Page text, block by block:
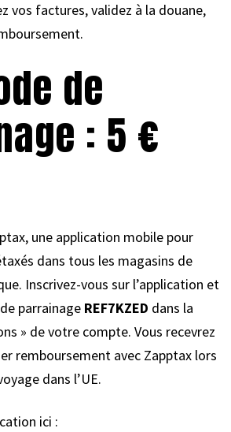
vos factures, validez à la douane,
de
: 5 €
une application mobile pour
dans tous les magasins de
Inscrivez-vous sur l’application et
parrainage REF7KZED dans la
» de votre compte. Vous recevrez
remboursement avec Zapptax lors
dans l’UE.
ici :